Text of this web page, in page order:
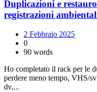
Duplicazioni e
registrazioni
2 Febbraio 2025
0
90 words
Ho completato il rack per le
perdere meno tempo, VHS/
dv,...